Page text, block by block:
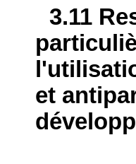
3.11
et